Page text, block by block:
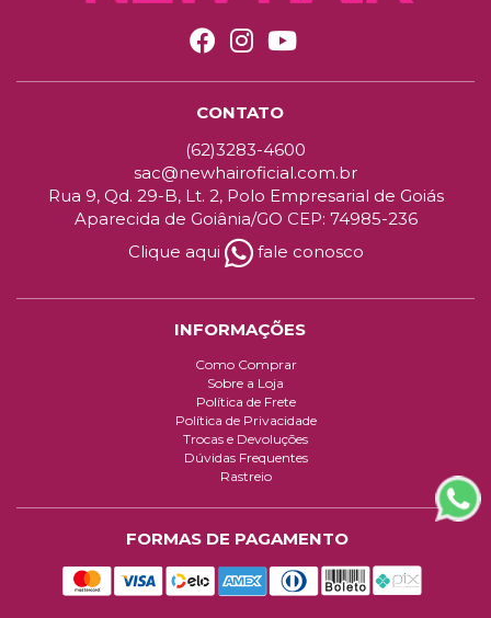
CONTATO
(62)3283-4600
sac@newhairoficial.com.br
Rua 9, Qd. 29-B, Lt. 2, Polo Empresarial de Goiás
Aparecida de Goiânia/GO CEP: 74985-236
Clique aqui
fale conosco
INFORMAÇÕES
Como Comprar
Sobre a Loja
Política de Frete
Política de Privacidade
Trocas e Devoluções
Dúvidas Frequentes
Rastreio
FORMAS DE PAGAMENTO